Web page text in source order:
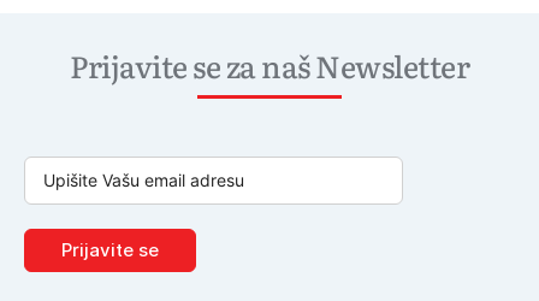
Prijavite se za naš Newsletter
Prijavite se